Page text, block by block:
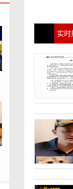
实时